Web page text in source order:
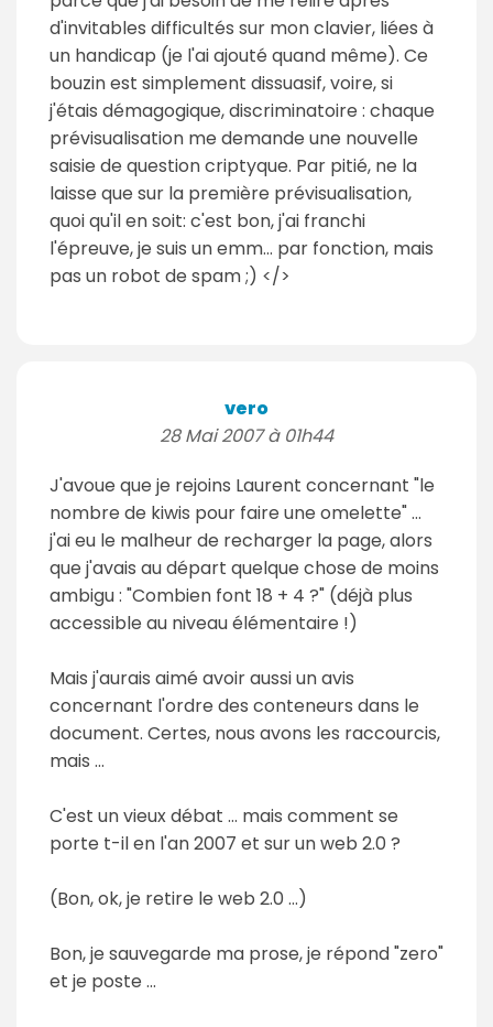
d'invitables difficultés sur mon clavier, liées à
un handicap (je l'ai ajouté quand même). Ce
bouzin est simplement dissuasif, voire, si
j'étais démagogique, discriminatoire : chaque
prévisualisation me demande une nouvelle
saisie de question criptyque. Par pitié, ne la
laisse que sur la première prévisualisation,
quoi qu'il en soit: c'est bon, j'ai franchi
l'épreuve, je suis un emm... par fonction, mais
pas un robot de spam ;) </>
vero
28 Mai 2007 à 01h44
J'avoue que je rejoins Laurent concernant "le
nombre de kiwis pour faire une omelette" ...
j'ai eu le malheur de recharger la page, alors
que j'avais au départ quelque chose de moins
ambigu : "Combien font 18 + 4 ?" (déjà plus
accessible au niveau élémentaire !)
Mais j'aurais aimé avoir aussi un avis
concernant l'ordre des conteneurs dans le
document. Certes, nous avons les raccourcis,
mais ...
C'est un vieux débat ... mais comment se
porte t-il en l'an 2007 et sur un web 2.0 ?
(Bon, ok, je retire le web 2.0 ...)
Bon, je sauvegarde ma prose, je répond "zero"
et je poste ...